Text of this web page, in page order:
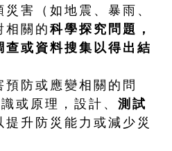
害（如地震、暴雨、
相關的 科學探究問題，
或資料搜集以得出結
防或應變相關的問
或原理，設計、 測試
提升防災能力或減少災